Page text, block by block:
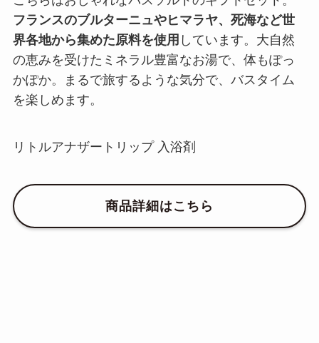
フランスのブルターニュやヒマラヤ、死海など世
界各地から集めた原料を使用 しています。大自然
の恵みを受けたミネラル豊富なお湯で、体もぽっ
かぽか。まるで旅するような気分で、バスタイム
を楽しめます。
リトルアナザートリップ 入浴剤
商品詳細はこちら